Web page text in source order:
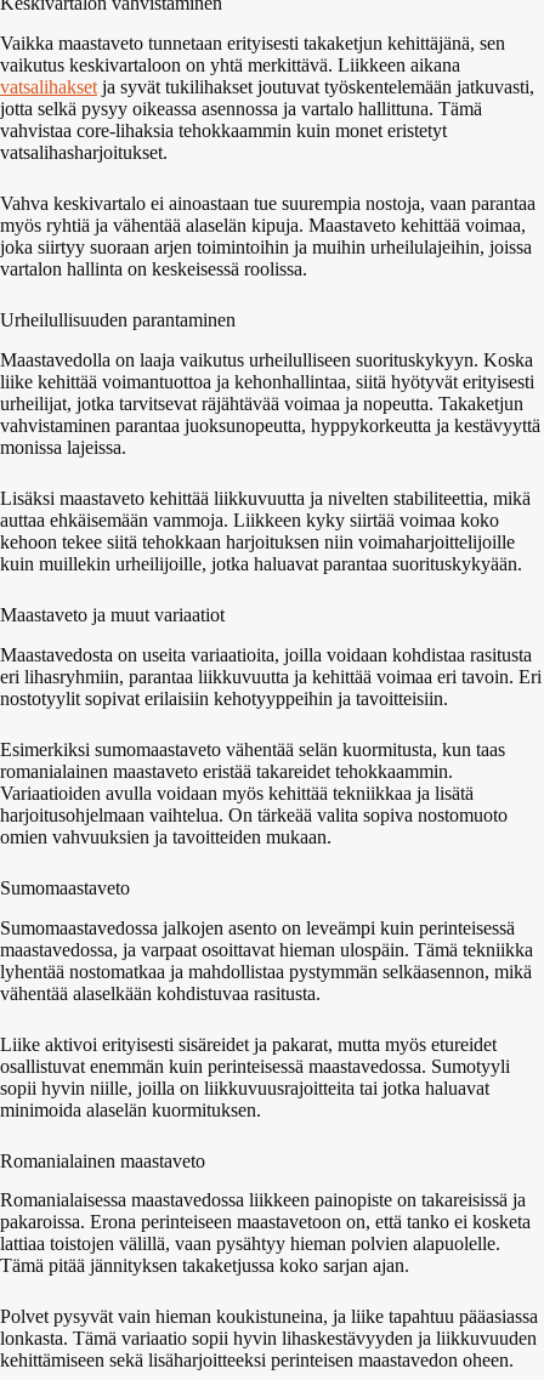
Vaikka maastaveto tunnetaan erityisesti takaketjun kehittäjänä, sen
vaikutus keskivartaloon on yhtä merkittävä. Liikkeen aikana
vatsalihakset ja syvät tukilihakset joutuvat työskentelemään jatkuvasti,
jotta selkä pysyy oikeassa asennossa ja vartalo hallittuna. Tämä
vahvistaa core-lihaksia tehokkaammin kuin monet eristetyt
vatsalihasharjoitukset.
Vahva keskivartalo ei ainoastaan tue suurempia nostoja, vaan parantaa
myös ryhtiä ja vähentää alaselän kipuja. Maastaveto kehittää voimaa,
joka siirtyy suoraan arjen toimintoihin ja muihin urheilulajeihin, joissa
vartalon hallinta on keskeisessä roolissa.
Urheilullisuuden parantaminen
Maastavedolla on laaja vaikutus urheilulliseen suorituskykyyn. Koska
liike kehittää voimantuottoa ja kehonhallintaa, siitä hyötyvät erityisesti
urheilijat, jotka tarvitsevat räjähtävää voimaa ja nopeutta. Takaketjun
vahvistaminen parantaa juoksunopeutta, hyppykorkeutta ja kestävyyttä
monissa lajeissa.
Lisäksi maastaveto kehittää liikkuvuutta ja nivelten stabiliteettia, mikä
auttaa ehkäisemään vammoja. Liikkeen kyky siirtää voimaa koko
kehoon tekee siitä tehokkaan harjoituksen niin voimaharjoittelijoille
kuin muillekin urheilijoille, jotka haluavat parantaa suorituskykyään.
Maastaveto ja muut variaatiot
Maastavedosta on useita variaatioita, joilla voidaan kohdistaa rasitusta
eri lihasryhmiin, parantaa liikkuvuutta ja kehittää voimaa eri tavoin. Eri
nostotyylit sopivat erilaisiin kehotyyppeihin ja tavoitteisiin.
Esimerkiksi sumomaastaveto vähentää selän kuormitusta, kun taas
romanialainen maastaveto eristää takareidet tehokkaammin.
Variaatioiden avulla voidaan myös kehittää tekniikkaa ja lisätä
harjoitusohjelmaan vaihtelua. On tärkeää valita sopiva nostomuoto
omien vahvuuksien ja tavoitteiden mukaan.
Sumomaastaveto
Sumomaastavedossa jalkojen asento on leveämpi kuin perinteisessä
maastavedossa, ja varpaat osoittavat hieman ulospäin. Tämä tekniikka
lyhentää nostomatkaa ja mahdollistaa pystymmän selkäasennon, mikä
vähentää alaselkään kohdistuvaa rasitusta.
Liike aktivoi erityisesti sisäreidet ja pakarat, mutta myös etureidet
osallistuvat enemmän kuin perinteisessä maastavedossa. Sumotyyli
sopii hyvin niille, joilla on liikkuvuusrajoitteita tai jotka haluavat
minimoida alaselän kuormituksen.
Romanialainen maastaveto
Romanialaisessa maastavedossa liikkeen painopiste on takareisissä ja
pakaroissa. Erona perinteiseen maastavetoon on, että tanko ei kosketa
lattiaa toistojen välillä, vaan pysähtyy hieman polvien alapuolelle.
Tämä pitää jännityksen takaketjussa koko sarjan ajan.
Polvet pysyvät vain hieman koukistuneina, ja liike tapahtuu pääasiassa
lonkasta. Tämä variaatio sopii hyvin lihaskestävyyden ja liikkuvuuden
kehittämiseen sekä lisäharjoitteeksi perinteisen maastavedon oheen.